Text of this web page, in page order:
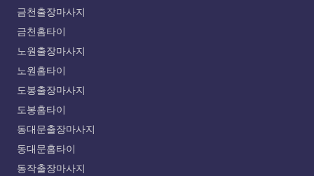
금천출장마사지
금천홈타이
노원출장마사지
노원홈타이
도봉출장마사지
도봉홈타이
동대문출장마사지
동대문홈타이
동작출장마사지